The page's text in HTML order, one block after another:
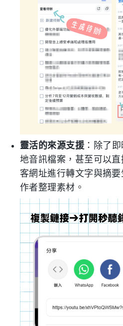
靈活的來源支援 ：除了
地音訊檔案，甚至可以
客網址進行轉文字與摘
作者整理素材。